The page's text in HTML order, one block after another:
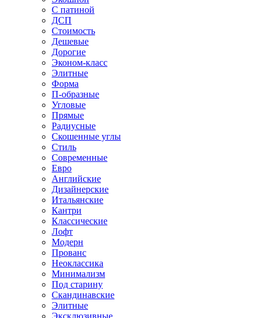
С патиной
ДСП
Стоимость
Дешевые
Дорогие
Эконом-класс
Элитные
Форма
П-образные
Угловые
Прямые
Радиусные
Скошенные углы
Стиль
Современные
Евро
Английские
Дизайнерские
Итальянские
Кантри
Классические
Лофт
Модерн
Прованс
Неоклассика
Минимализм
Под старину
Скандинавские
Элитные
Эксклюзивные